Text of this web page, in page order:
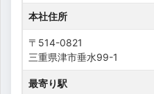
本社住所
〒514-0821
三重県津市垂水99-1
最寄り駅